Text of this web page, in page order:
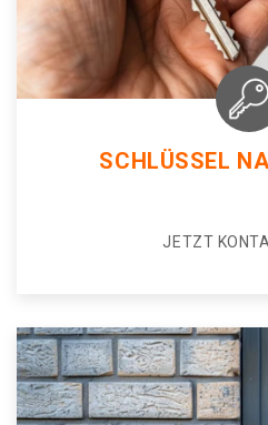
SCHLÜSSEL
JETZT